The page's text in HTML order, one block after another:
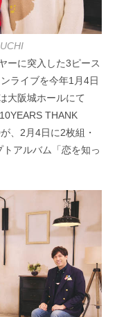
ーに突入した3ピース
ライブを今年1月4日
大阪城ホールにて
THANK
、2月4日に2枚組・
アルバム「恋を知っ